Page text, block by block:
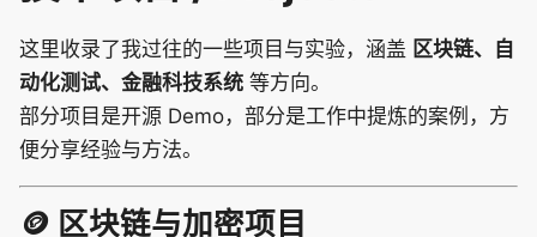
这里收录了我过往的一些项目与实验，涵盖 区块链、自
动化测试、金融科技系统 等方向。
部分项目是开源 Demo，部分是工作中提炼的案例，方
便分享经验与方法。
🪙 区块链与加密项目